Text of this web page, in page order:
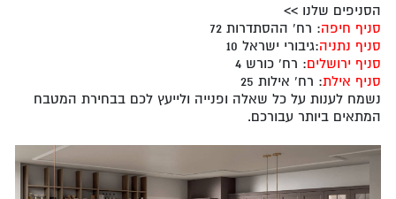
הסניפים שלנו >>
סניף חיפה: רח' ההסתדרות 72
סניף נתניה:גיבורי ישראל 10
סניף ירושלים: רח' כורש 4
סניף אילת: רח' אילות 25
נשמח לענות על כל שאלה ופנייה ולייעץ לכם בבחירת המטבח
המתאים ביותר עבורכם.